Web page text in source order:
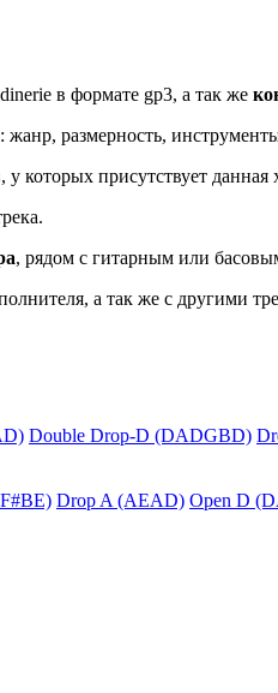
в формате gp3, а так же
: жанр, размерность,
которых присутствует данная
, рядом с гитарным или
а так же с другими
Double Drop-D (DADGBD)
Drop A (AEAD) Open D